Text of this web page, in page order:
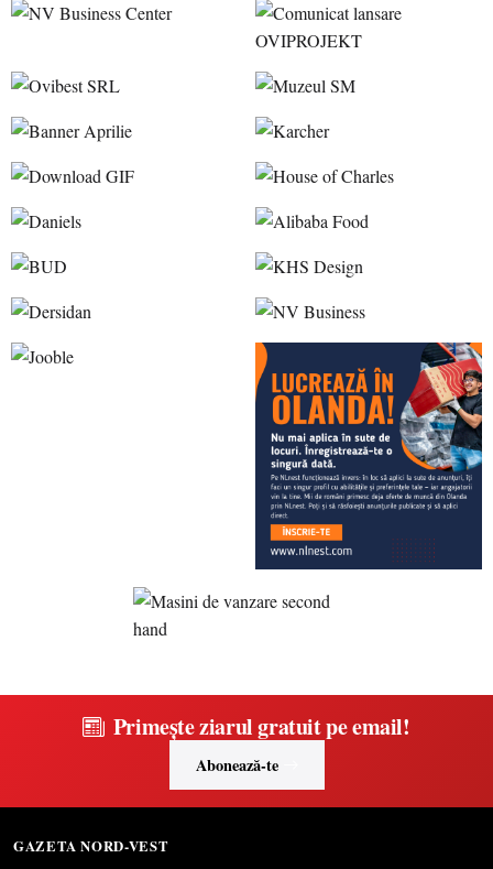
Primește ziarul gratuit pe email!
Abonează-te
GAZETA NORD-VEST